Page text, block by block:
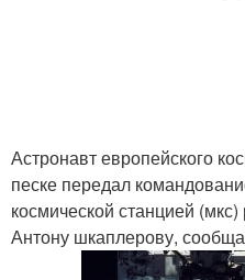
Астронавт европейского
песке передал
космической станцией
Антону шкаплерову,